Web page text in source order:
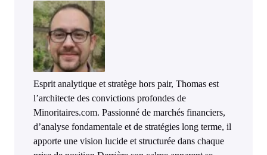
Esprit analytique et stratège hors pair, Thomas est
l’architecte des convictions profondes de
Minoritaires.com. Passionné de marchés financiers,
d’analyse fondamentale et de stratégies long terme, il
apporte une vision lucide et structurée dans chaque